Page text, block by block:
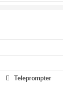
Teleprompter